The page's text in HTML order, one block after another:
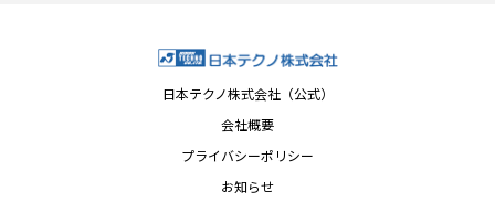
日本テクノ株式会社（公式）
会社概要
プライバシーポリシー
お知らせ